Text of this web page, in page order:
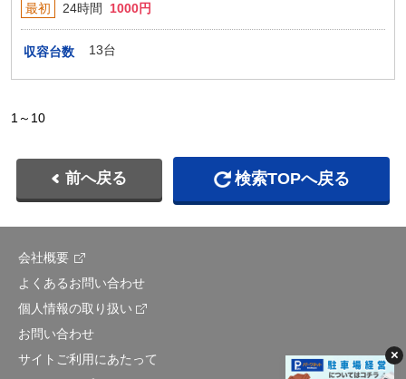
最初 24時間 1000円
収容台数 13台
1～10
前へ戻る 検索TOPへ戻る
会社概要
よくあるお問い合わせ
個人情報の取り扱い
お問い合わせ
サイトご利用にあたって